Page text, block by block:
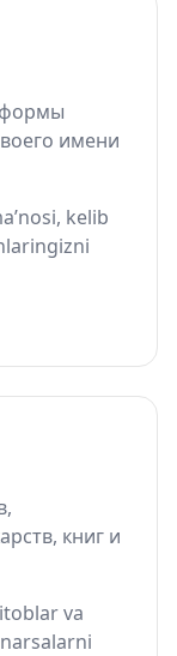
имени
kelib
книг и
va